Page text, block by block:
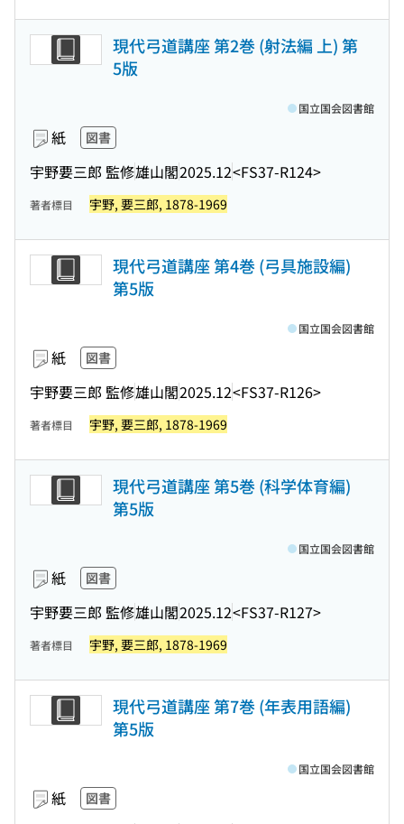
現代弓道講座 第2巻 (射法編 上) 第
5版
紙 図書
宇野要三郎 監修雄山閣2025.12<FS37-R124>
国立国会図書館
著者標目 宇野, 要三郎, 1878-1969
現代弓道講座 第4巻 (弓具施設編)
第5版
紙 図書
宇野要三郎 監修雄山閣2025.12<FS37-R126>
国立国会図書館
著者標目 宇野, 要三郎, 1878-1969
現代弓道講座 第5巻 (科学体育編)
第5版
紙 図書
宇野要三郎 監修雄山閣2025.12<FS37-R127>
国立国会図書館
著者標目 宇野, 要三郎, 1878-1969
現代弓道講座 第7巻 (年表用語編)
第5版
紙 図書
国立国会図書館